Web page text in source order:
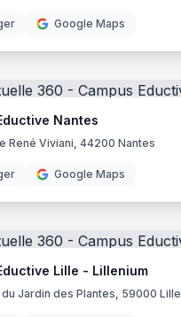
Google Maps
Nantes
René Viviani, 44200 Nantes
Google Maps
Lille - Lillenium
du Jardin des Plantes, 59000 Lille